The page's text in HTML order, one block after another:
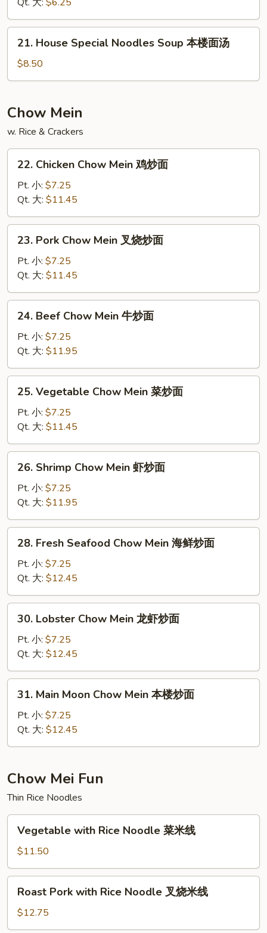
菜
汤
House
Special
Noodles
本
楼
面
汤
21. House Special Noodles Soup 本楼面汤
$8.50
Chow Mein
w. Rice & Crackers
Chicken
Chow
Mein
鸡
炒
22. Chicken Chow Mein 鸡炒面
Pt. 小: $7.25
Qt. 大: $11.45
Pork
Chow
Mein
叉
烧
23. Pork Chow Mein 叉烧炒面
Pt. 小: $7.25
Qt. 大: $11.45
Beef
Chow
Mein
牛
炒
24. Beef Chow Mein 牛炒面
Pt. 小: $7.25
Qt. 大: $11.95
Vegetable
Chow
Mein
菜
炒
25. Vegetable Chow Mein 菜炒面
Pt. 小: $7.25
Qt. 大: $11.45
Shrimp
Chow
Mein
虾
炒
26. Shrimp Chow Mein 虾炒面
Pt. 小: $7.25
Qt. 大: $11.95
Fresh
Seafood
Chow
Mein
海
28. Fresh Seafood Chow Mein 海鲜炒面
Pt. 小: $7.25
Qt. 大: $12.45
Lobster
Chow
Mein
龙
虾
30. Lobster Chow Mein 龙虾炒面
Pt. 小: $7.25
Qt. 大: $12.45
Main
Moon
Chow
Mein
楼
炒
面
31. Main Moon Chow Mein 本楼炒面
Pt. 小: $7.25
Qt. 大: $12.45
Chow Mei Fun
Thin Rice Noodles
with
Rice
Noodle
菜
Vegetable with Rice Noodle 菜米线
$11.50
Pork
with
Rice
Roast Pork with Rice Noodle 叉烧米线
$12.75